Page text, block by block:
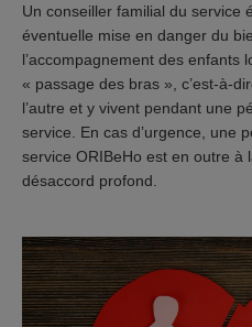
Un conseiller familial du service
éventuelle mise en danger du
l’accompagnement des enfants
« passage des bras », c’est-à-
l’autre et y vivent pendant une
service. En cas d’urgence, une
service ORIBeHo est en outre à
désaccord profond.